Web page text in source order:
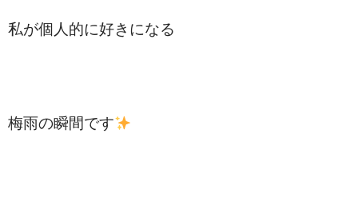
私が個人的に好きになる
梅雨の瞬間です